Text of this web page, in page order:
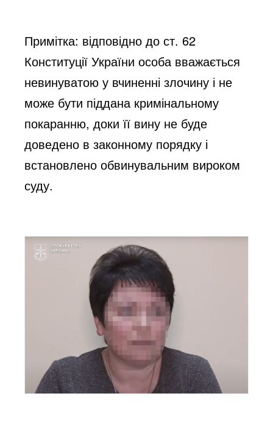
Примітка: відповідно до ст. 62
Конституції України особа вважається
невинуватою у вчиненні злочину і не
може бути піддана кримінальному
покаранню, доки її вину не буде
доведено в законному порядку і
встановлено обвинувальним вироком
суду.